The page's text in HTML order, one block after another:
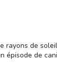
rayons de
épisode de